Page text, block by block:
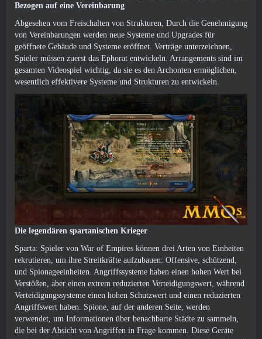
Bezogen auf eine Vereinbarung
Abgesehen vom Freischalten von Strukturen, Durch die Genehmigung
von Vereinbarungen werden neue Systeme und Upgrades für
geöffnete Gebäude und Systeme eröffnet. Verträge unterzeichnen,
Spieler müssen zuerst das Ephorat entwickeln. Arrangements sind im
gesamten Videospiel wichtig, da sie es den Archonten ermöglichen,
wesentlich effektivere Systeme und Strukturen zu entwickeln.
Die legendären spartanischen Krieger
Sparta: Spieler von War of Empires können drei Arten von Einheiten
rekrutieren, um ihre Streitkräfte aufzubauen: Offensive, schützend,
und Spionageeinheiten. Angriffssysteme haben einen hohen Wert bei
Verstößen, aber einen extrem reduzierten Verteidigungswert, während
Verteidigungssysteme einen hohen Schutzwert und einen reduzierten
Angriffswert haben. Spione, auf der anderen Seite, werden
verwendet, um Informationen über benachbarte Städte zu sammeln,
die bei der Absicht von Angriffen in Frage kommen. Diese Geräte